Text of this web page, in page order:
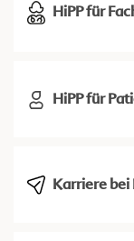
HiPP für
HiPP für
Karriere bei